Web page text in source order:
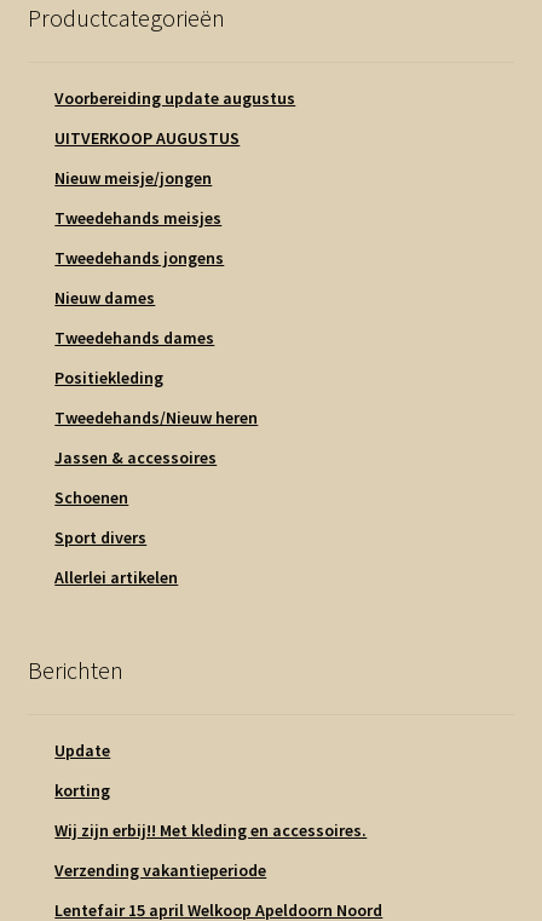
Productcategorieën
Voorbereiding update augustus
UITVERKOOP AUGUSTUS
Nieuw meisje/jongen
Tweedehands meisjes
Tweedehands jongens
Nieuw dames
Tweedehands dames
Positiekleding
Tweedehands/Nieuw heren
Jassen & accessoires
Schoenen
Sport divers
Allerlei artikelen
Berichten
Update
korting
Wij zijn erbij!! Met kleding en accessoires.
Verzending vakantieperiode
Lentefair 15 april Welkoop Apeldoorn Noord